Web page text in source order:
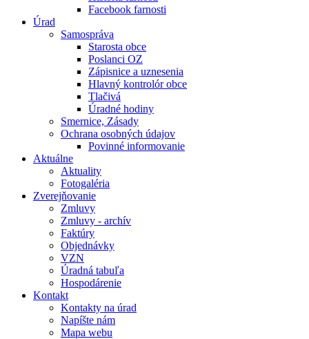
Facebook farnosti
Úrad
Samospráva
Starosta obce
Poslanci OZ
Zápisnice a uznesenia
Hlavný kontrolór obce
Tlačivá
Úradné hodiny
Smernice, Zásady
Ochrana osobných údajov
Povinné informovanie
Aktuálne
Aktuality
Fotogaléria
Zverejňovanie
Zmluvy
Zmluvy - archív
Faktúry
Objednávky
VZN
Úradná tabuľa
Hospodárenie
Kontakt
Kontakty na úrad
Napíšte nám
Mapa webu